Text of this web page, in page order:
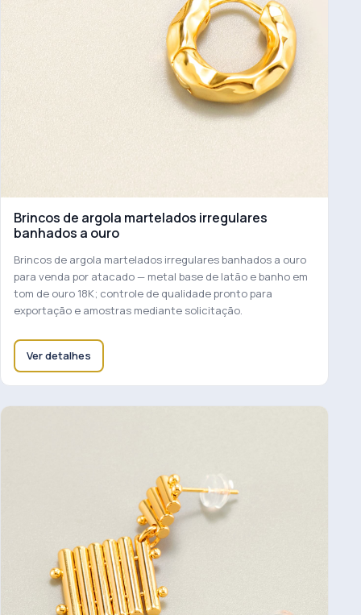
Brincos de argola martelados irregulares
banhados a ouro
Brincos de argola martelados irregulares banhados a ouro
para venda por atacado — metal base de latão e banho em
tom de ouro 18K; controle de qualidade pronto para
exportação e amostras mediante solicitação.
Ver detalhes